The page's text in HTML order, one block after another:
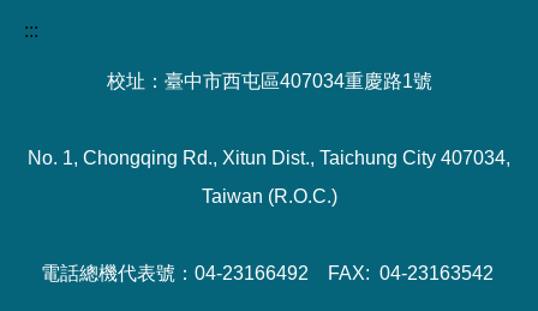
:::
校址：臺中市西屯區407034重慶路1號
No. 1, Chongqing Rd., Xitun Dist., Taichung City 407034,
Taiwan (R.O.C.)
電話總機代表號：04-23166492 FAX: 04-23163542